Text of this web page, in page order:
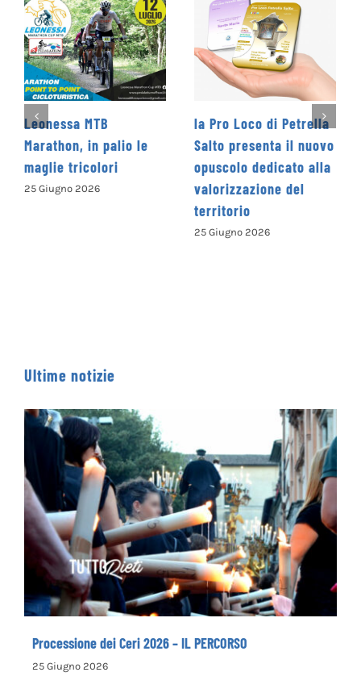
la Pro Loco di Petrella
Salto presenta il nuovo
opuscolo dedicato alla
valorizzazione del
La Cooperativa Sociale
Levante promuove il 1°
Concorso Letterario
Nazionale
“Camminando tra le
parole” – COME
Ultime notizie
Processione dei Ceri 2026 – IL PERCORSO